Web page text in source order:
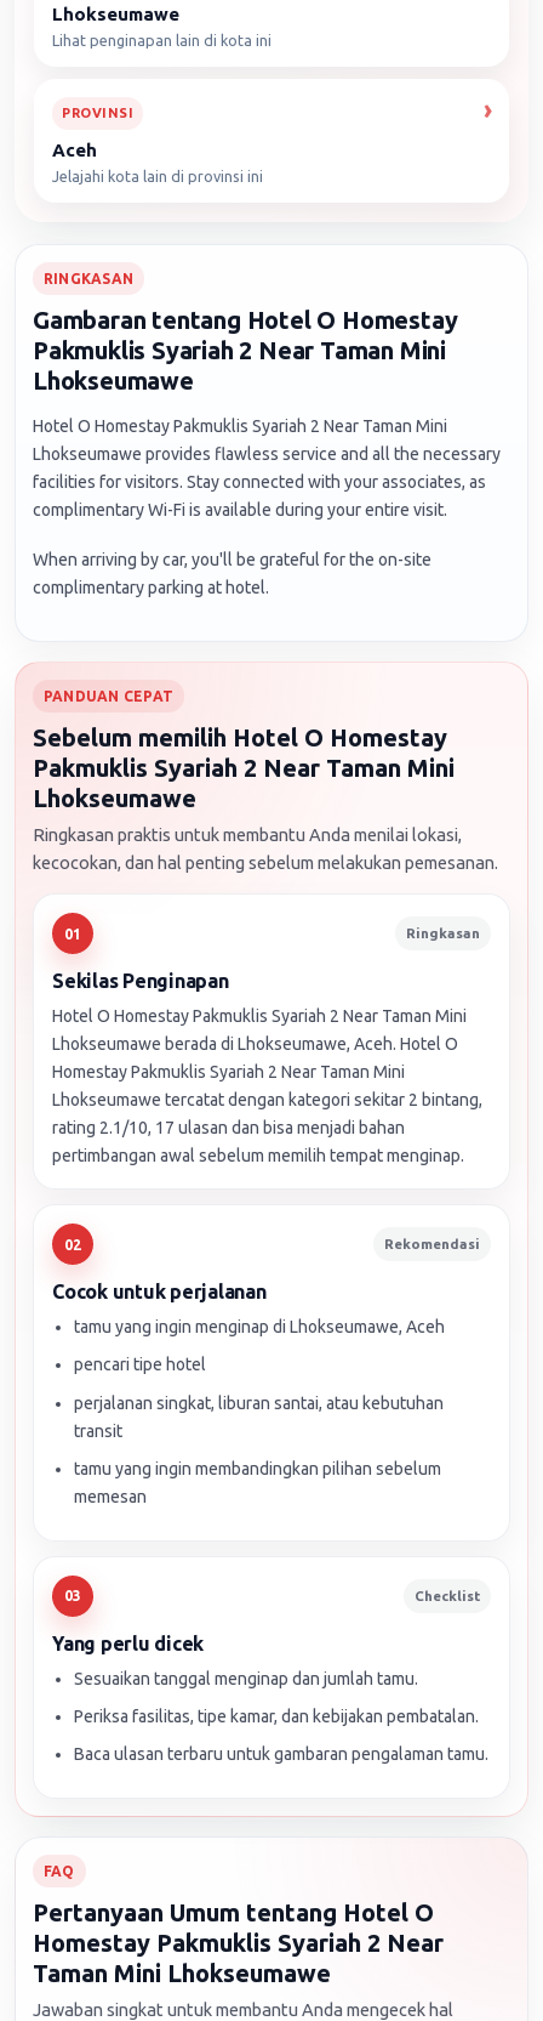
Lhokseumawe
Lihat penginapan lain di kota ini
PROVINSI
Aceh
Jelajahi kota lain di provinsi ini
RINGKASAN
Gambaran tentang Hotel O Homestay
Pakmuklis Syariah 2 Near Taman Mini
Lhokseumawe
Hotel O Homestay Pakmuklis Syariah 2 Near Taman Mini
Lhokseumawe provides flawless service and all the necessary
facilities for visitors. Stay connected with your associates, as
complimentary Wi-Fi is available during your entire visit.
When arriving by car, you'll be grateful for the on-site
complimentary parking at hotel.
PANDUAN CEPAT
Sebelum memilih Hotel O Homestay
Pakmuklis Syariah 2 Near Taman Mini
Lhokseumawe
Ringkasan praktis untuk membantu Anda menilai lokasi,
kecocokan, dan hal penting sebelum melakukan pemesanan.
01 Ringkasan
Sekilas Penginapan
Hotel O Homestay Pakmuklis Syariah 2 Near Taman Mini
Lhokseumawe berada di Lhokseumawe, Aceh. Hotel O
Homestay Pakmuklis Syariah 2 Near Taman Mini
Lhokseumawe tercatat dengan kategori sekitar 2 bintang,
rating 2.1/10, 17 ulasan dan bisa menjadi bahan
pertimbangan awal sebelum memilih tempat menginap.
02 Rekomendasi
Cocok untuk perjalanan
tamu yang ingin menginap di Lhokseumawe, Aceh
pencari tipe hotel
perjalanan singkat, liburan santai, atau kebutuhan
transit
tamu yang ingin membandingkan pilihan sebelum
memesan
03 Checklist
Yang perlu dicek
Sesuaikan tanggal menginap dan jumlah tamu.
Periksa fasilitas, tipe kamar, dan kebijakan pembatalan.
Baca ulasan terbaru untuk gambaran pengalaman tamu.
FAQ
Pertanyaan Umum tentang Hotel O
Homestay Pakmuklis Syariah 2 Near
Taman Mini Lhokseumawe
Jawaban singkat untuk membantu Anda mengecek hal